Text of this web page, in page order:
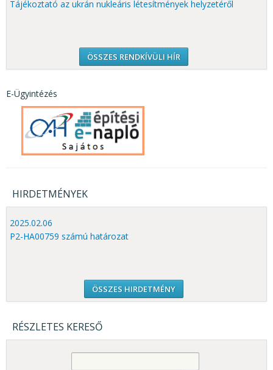
Tájékoztató az ukrán nukleáris létesítmények helyzetéről
ÖSSZES RENDKÍVÜLI HÍR
E-Ügyintézés
HIRDETMÉNYEK
2025.02.06
P2-HA00759 számú határozat
ÖSSZES HIRDETMÉNY
RÉSZLETES KERESŐ